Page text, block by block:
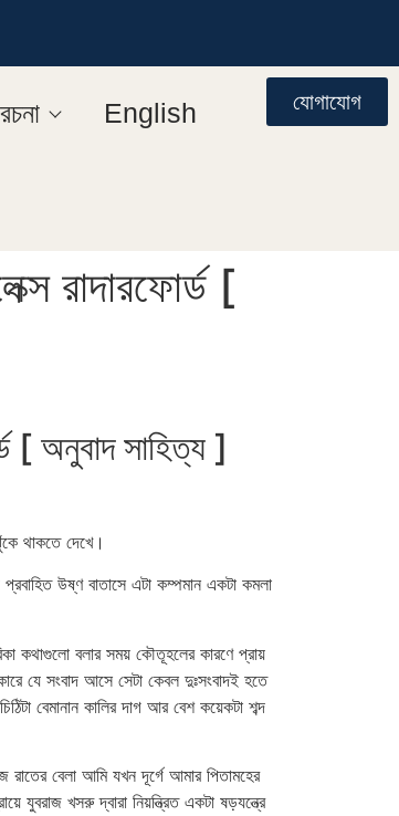
রচনা English যোগাযোগ
রাদারফোর্ড [
[ অনুবাদ সাহিত্য ]
থাকতে দেখে।
প্রবাহিত উষ্ণ বাতাসে এটা কম্পমান একটা কমলা
কথাগুলো বলার সময় কৌতূহলের কারণে প্রায়
যে সংবাদ আসে সেটা কেবল দুঃসংবাদই হতে
বেমানান কালির দাগ আর বেশ কয়েকটা শব্দ
বেলা আমি যখন দূর্গে আমার পিতামহের
যুবরাজ খসরু দ্বারা নিয়ন্ত্রিত একটা ষড়যন্ত্রে